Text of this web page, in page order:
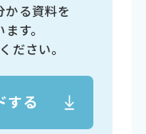
かる資料を
す。
ださい。
する